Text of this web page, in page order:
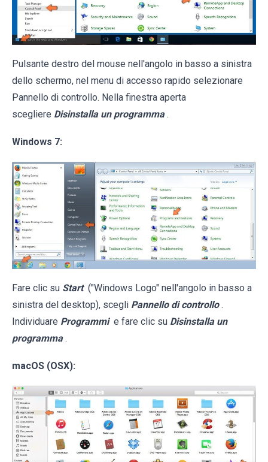
Pulsante destro del mouse nell'angolo in basso a sinistra
dello schermo, nel menu di accesso rapido selezionare
Pannello di controllo. Nella finestra aperta
scegliere Disinstalla un programma .
Windows 7:
Fare clic su Start ("Windows Logo" nell'angolo in basso a
sinistra del desktop), scegli Pannello di controllo .
Individuare Programmi e fare clic su Disinstalla un
programma .
macOS (OSX):